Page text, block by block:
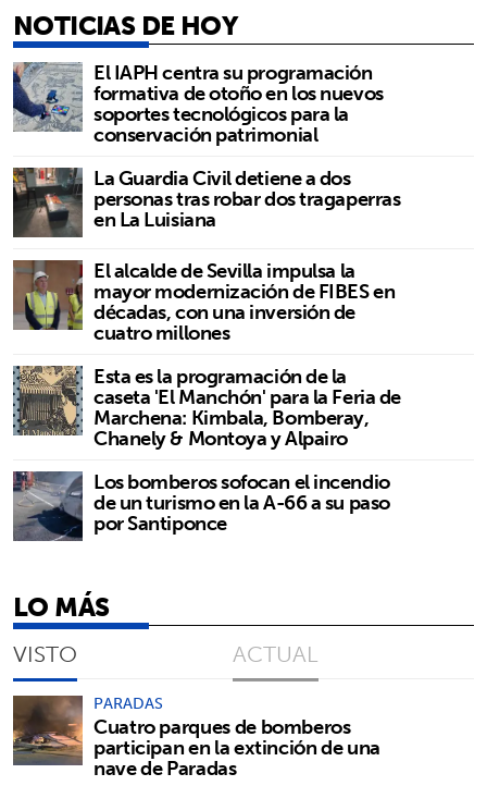
NOTICIAS DE HOY
El IAPH centra su programación
formativa de otoño en los nuevos
soportes tecnológicos para la
conservación patrimonial
La Guardia Civil detiene a dos
personas tras robar dos tragaperras
en La Luisiana
El alcalde de Sevilla impulsa la
mayor modernización de FIBES en
décadas, con una inversión de
cuatro millones
Esta es la programación de la
caseta 'El Manchón' para la Feria de
Marchena: Kimbala, Bomberay,
Chanely & Montoya y Alpairo
Los bomberos sofocan el incendio
de un turismo en la A-66 a su paso
por Santiponce
LO MÁS
VISTO ACTUAL
PARADAS
Cuatro parques de bomberos
participan en la extinción de una
nave de Paradas